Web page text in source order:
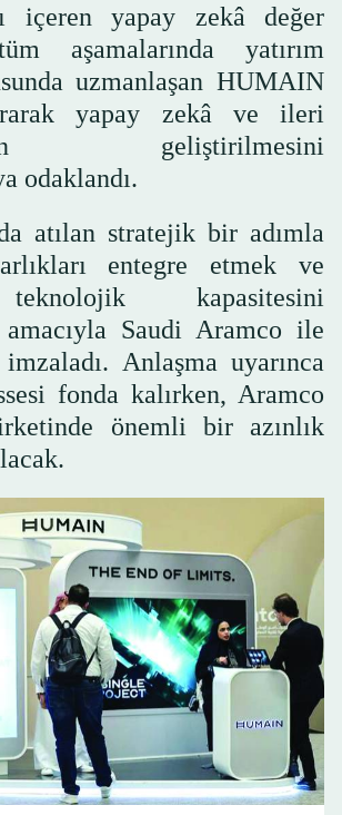
içeren yapay zekâ değer
aşamalarında yatırım
uzmanlaşan HUMAIN
yapay zekâ ve ileri
geliştirilmesini
odaklandı.
atılan stratejik bir adımla
entegre etmek ve
kapasitesini
amacıyla Saudi Aramco ile
Anlaşma uyarınca
fonda kalırken, Aramco
önemli bir azınlık